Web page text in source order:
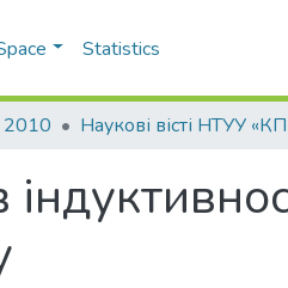
Statistics
2010